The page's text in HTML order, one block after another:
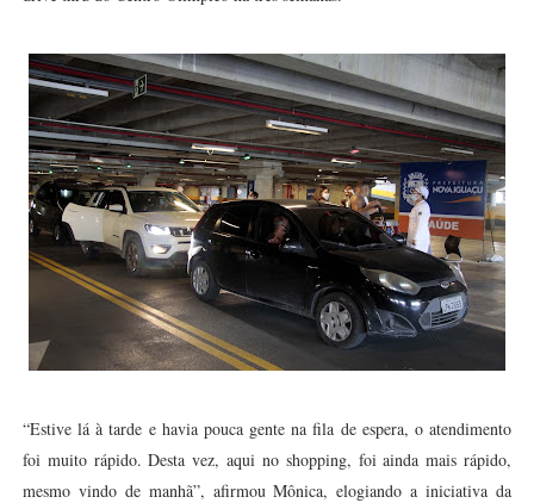
“Estive lá à tarde e havia pouca gente na fila de espera, o atendimento
foi muito rápido. Desta vez, aqui no shopping, foi ainda mais rápido,
mesmo vindo de manhã”, afirmou Mônica, elogiando a iniciativa da